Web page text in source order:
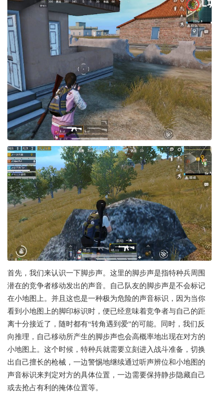
首先，我们来认识一下脚步声。这里的脚步声是指特种兵周围
潜在的竞争者移动发出的声音。自己队友的脚步声是不会标记
在小地图上。并且这也是一种极为危险的声音标识，因为当你
看到小地图上的脚印标识时，便已经意味着竞争者与自己的距
离十分接近了，随时都有“转角遇到爱”的可能。同时，我们反
向推理，自己移动所产生的脚步声也会高概率地出现在对方的
小地图上。这个时候，特种兵就需要立刻进入战斗准备，切换
出自己擅长的枪械，一边警惕地继续通过听声辨位和小地图的
声音标识来判定对方的具体位置，一边需要保持静步隐藏自己
或去抢占有利的掩体位置等。